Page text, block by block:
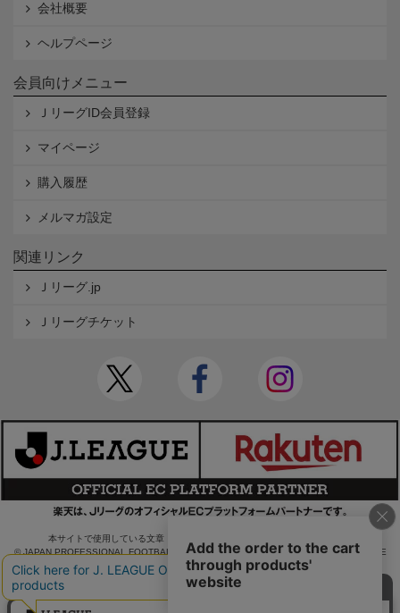
会社概要
ヘルプページ
会員向けメニュー
ＪリーグID会員登録
マイページ
購入履歴
メルマガ設定
関連リンク
Ｊリーグ.jp
Ｊリーグチケット
本サイトで使用している文章・画像等の無断での複製・転載を禁止します。
© JAPAN PROFESSIONAL FOOTBALL LEAGUE Rakuten Group, Inc. ALL RIGHTS RE
SERVED.